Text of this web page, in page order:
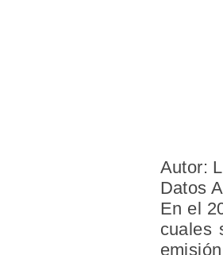
Autor:
Datos
En el
cuales